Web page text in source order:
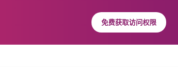
免费获取访问权限